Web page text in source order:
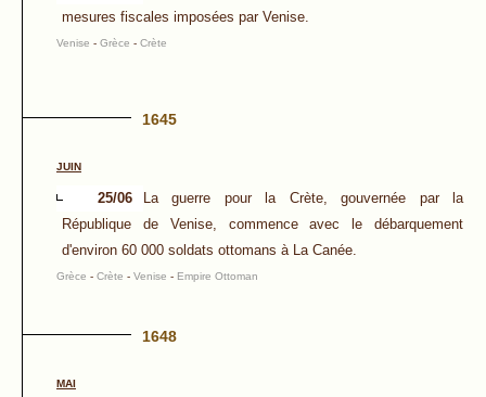
mesures fiscales imposées par Venise.
Venise - Grèce - Crète
1645
JUIN
25/06
La guerre pour la Crète, gouvernée par la
République de Venise, commence avec le débarquement
d'environ 60 000 soldats ottomans à La Canée.
Grèce - Crète - Venise - Empire Ottoman
1648
MAI